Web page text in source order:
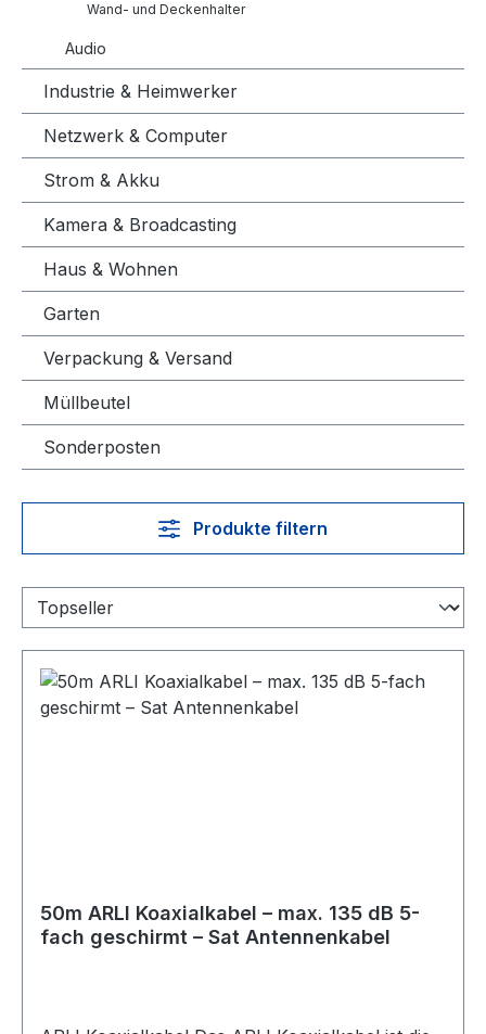
Wand- und Deckenhalter
Audio
Industrie & Heimwerker
Netzwerk & Computer
Strom & Akku
Kamera & Broadcasting
Haus & Wohnen
Garten
Verpackung & Versand
Müllbeutel
Sonderposten
Produkte filtern
50m ARLI Koaxialkabel – max. 135 dB 5-
fach geschirmt – Sat Antennenkabel